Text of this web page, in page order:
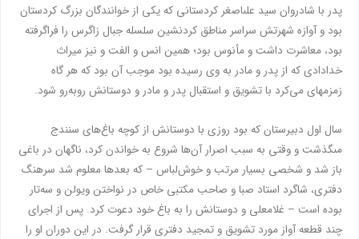
پدر با شادروان سید على‏اصغر كردستانى كه یكى از خوانندگان بزرگ كردستان
بود و آوازه‏ شهرتش سراسر مناطق كردنشین سلسله جبال زاگرس را فراگرفته
بود، معاشرت داشت و مأنوس بود؛ همین انس و الفت و نیز میراث
خدادادى كه از پدر و مادر به وى رسیده بود موجب آن بود كه هر گاه
زمزمه‏اى می‌کرد با تشویق و استقبال پدر و مادر و دوستانش روبه‌رو شود.
سال اول دبیرستان که بود روزی با دوستانش از كوچه باغ‌هاى سنندج
مى‏گذشت و وقتی به سبب اصرار آن‌ها شروع به خواندن کرد، ناگهان در باغى
باز شد و شخصى بسیار مرتب و خوش‌لباس – که بعدها معلوم شد سرهنگ
دفترى، شاگرد استاد صبا و صاحب مکتبی خاص در نواختن ویولن و سه‌تار
بوده است – غلامعلی و دوستانش را به باغ خود دعوت کرد. پس از اجراى
چند قطعه آواز مورد تشویق و تمجید دفترى قرار گرفت. در این دوران او را